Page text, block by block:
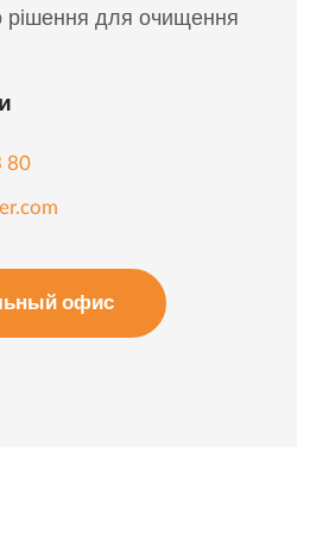
рішення для очищення
80
офис